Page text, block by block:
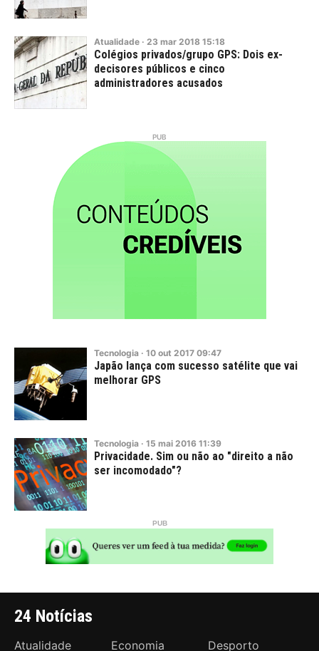
Atualidade · 23 mar 2018 15:18
Colégios privados/grupo GPS: Dois ex-
decisores públicos e cinco
administradores acusados
Tecnologia · 10 out 2017 09:47
Japão lança com sucesso satélite que vai
melhorar GPS
Tecnologia · 15 mai 2016 11:39
Privacidade. Sim ou não ao "direito a não
ser incomodado"?
24 Notícias
Atualidade Economia Desporto